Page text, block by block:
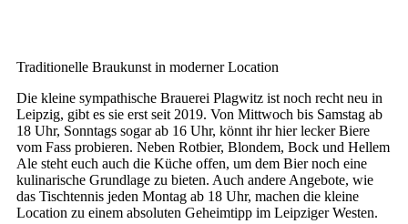
Traditionelle Braukunst in moderner Location
Die kleine sympathische Brauerei Plagwitz ist noch recht neu in
Leipzig, gibt es sie erst seit 2019. Von Mittwoch bis Samstag ab
18 Uhr, Sonntags sogar ab 16 Uhr, könnt ihr hier lecker Biere
vom Fass probieren. Neben Rotbier, Blondem, Bock und Hellem
Ale steht euch auch die Küche offen, um dem Bier noch eine
kulinarische Grundlage zu bieten. Auch andere Angebote, wie
das Tischtennis jeden Montag ab 18 Uhr, machen die kleine
Location zu einem absoluten Geheimtipp im Leipziger Westen.